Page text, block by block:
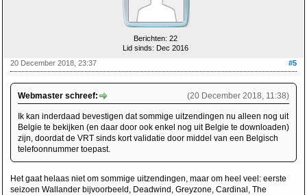
Berichten: 22
Lid sinds: Dec 2016
#5
20 December 2018, 23:37
(20 December 2018, 11:38)
Webmaster schreef:
Ik kan inderdaad bevestigen dat sommige uitzendingen nu alleen nog uit
Belgie te bekijken (en daar door ook enkel nog uit Belgie te downloaden)
zijn, doordat de VRT sinds kort validatie door middel van een Belgisch
telefoonnummer toepast.
Het gaat helaas niet om sommige uitzendingen, maar om heel veel: eerste
seizoen Wallander bijvoorbeeld, Deadwind, Greyzone, Cardinal, The